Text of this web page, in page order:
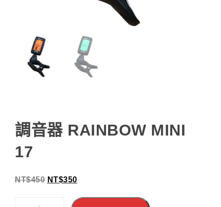
調音器 RAINBOW MINI
17
NT$450 NT$350